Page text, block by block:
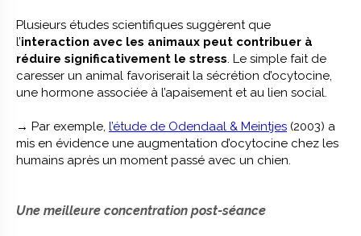
Plusieurs études scientifiques suggèrent que
l’interaction avec les animaux peut contribuer à
réduire significativement le stress. Le simple fait de
caresser un animal favoriserait la sécrétion d’ocytocine,
une hormone associée à l’apaisement et au lien social.
→ Par exemple, l’étude de Odendaal & Meintjes (2003) a
mis en évidence une augmentation d’ocytocine chez les
humains après un moment passé avec un chien.
Une meilleure concentration post-séance